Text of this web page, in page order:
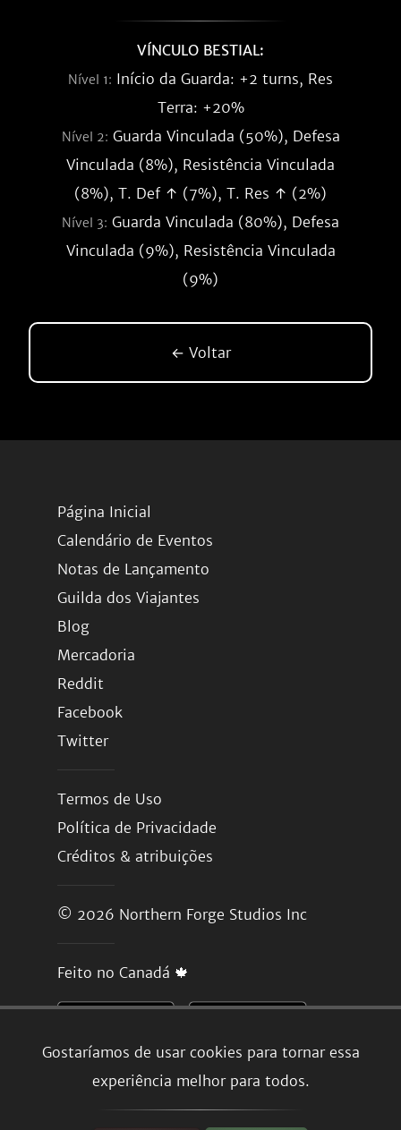
Gostaríamos de usar cookies para tornar essa
experiência melhor para todos.
VÍNCULO BESTIAL:
Nível 1: Início da Guarda: +2 turns, Res
Terra: +20%
Nível 2: Guarda Vinculada (50%), Defesa
Vinculada (8%), Resistência Vinculada
(8%), T. Def ↑ (7%), T. Res ↑ (2%)
Nível 3: Guarda Vinculada (80%), Defesa
Vinculada (9%), Resistência Vinculada
(9%)
← Voltar
Página Inicial
Calendário de Eventos
Notas de Lançamento
Guilda dos Viajantes
Blog
Mercadoria
Reddit
Facebook
Twitter
Termos de Uso
Política de Privacidade
Créditos & atribuições
© 2026 Northern Forge Studios Inc
Feito no Canadá 🍁